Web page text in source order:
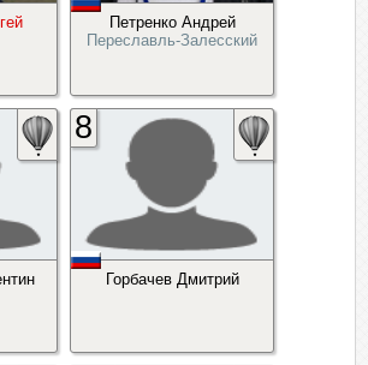
Петренко Андрей
Переславль-Залесский
Горбачев Дмитрий
8